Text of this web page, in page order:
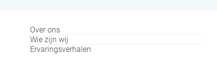
Over ons
Wie zijn wij
Ervaringsverhalen